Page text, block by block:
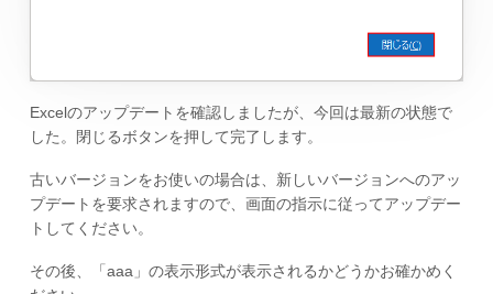
Excelのアップデートを確認しましたが、今回は最新の状態で
した。閉じるボタンを押して完了します。
古いバージョンをお使いの場合は、新しいバージョンへのアッ
プデートを要求されますので、画面の指示に従ってアップデー
トしてください。
その後、「aaa」の表示形式が表示されるかどうかお確かめく